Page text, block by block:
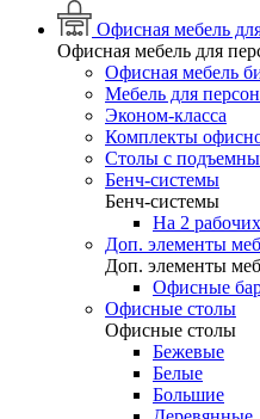
Офисная мебель
Офисная мебель для
Офисная мебель
Мебель для
Эконом-класса
Комплекты
Столы с
Бенч-системы
Бенч-системы
На 2
Доп. элементы
Доп. элементы
Офисные
Офисные столы
Офисные столы
Бежевые
Белые
Большие